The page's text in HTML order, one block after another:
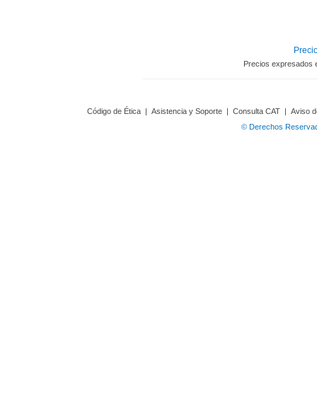
Precios expresados
Código de Ética | Asistencia y Soporte | Consulta CAT | Aviso
© Derechos